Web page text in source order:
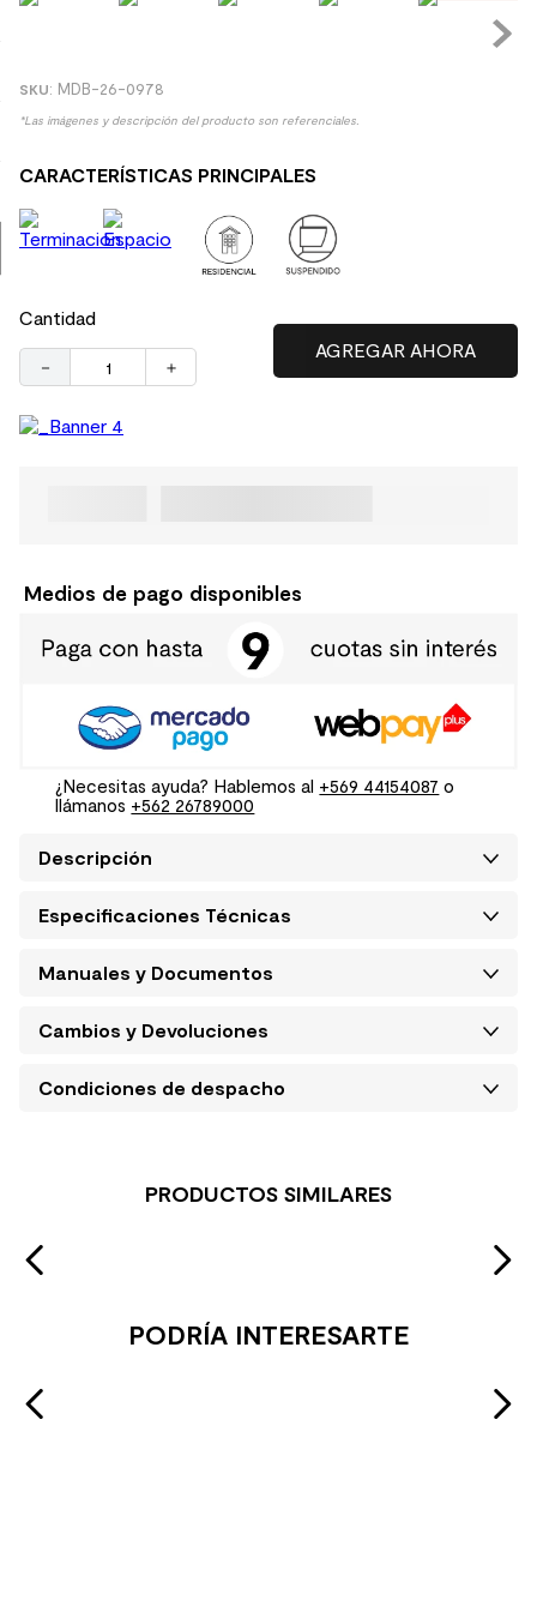
: MDB-26-0978
*Las imágenes y descripción del producto son referenciales.
CARACTERÍSTICAS PRINCIPALES
Cantidad
＋
－
Medios de pago disponibles
¿Necesitas ayuda? Hablemos al +569 44154087 o
llámanos +562 26789000
Descripción
Especificaciones Técnicas
Manuales y Documentos
Cambios y Devoluciones
Condiciones de despacho
PRODUCTOS SIMILARES
PODRÍA INTERESARTE